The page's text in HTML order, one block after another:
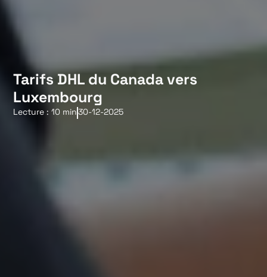
Tarifs DHL du Canada vers
Luxembourg
Lecture : 10 min30-12-2025